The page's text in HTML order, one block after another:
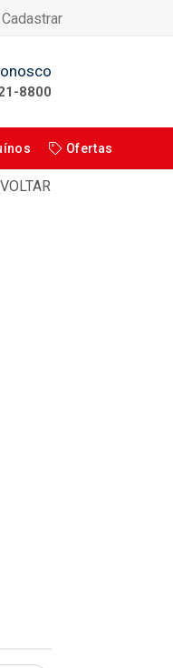
Cadastrar
8800
Ofertas
VOLTAR